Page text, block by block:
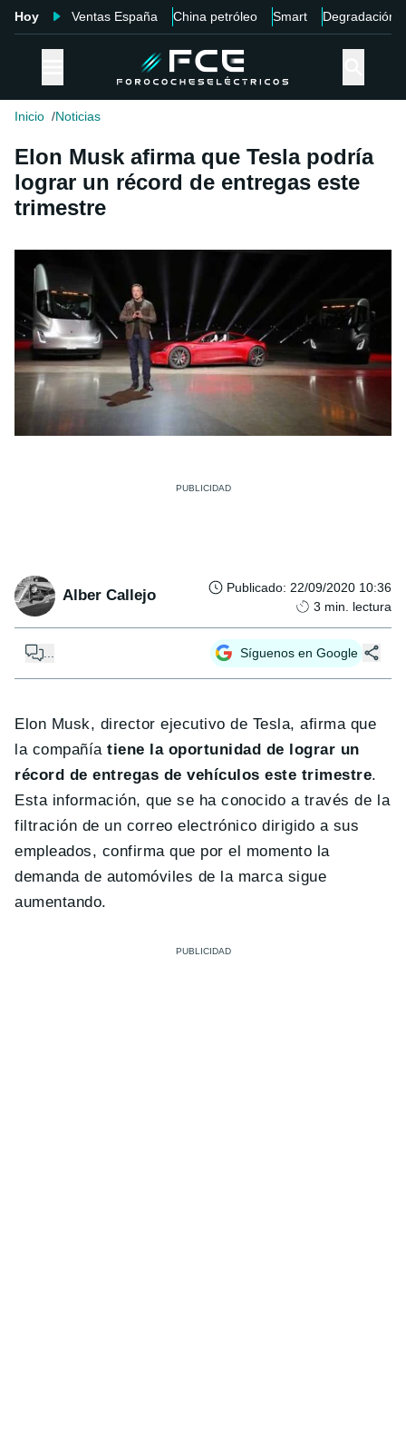
Hoy Ventas España China petróleo Smart Degradación
Inicio Noticias
Elon Musk afirma que Tesla podría
lograr un récord de entregas este
trimestre
Alber Callejo Publicado: 22/09/2020 10:36
3 min. lectura
Síguenos en Google
Elon Musk, director ejecutivo de Tesla, afirma que
la compañíatiene la oportunidad de lograr un
récord de entregas de vehículos este trimestre.
Esta información, que se ha conocido a través de la
filtración de un correo electrónico dirigido a sus
empleados, confirma que por el momento la
demanda de automóviles de la marca sigue
aumentando.